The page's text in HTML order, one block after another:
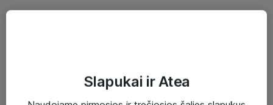
Slapukai ir Atea